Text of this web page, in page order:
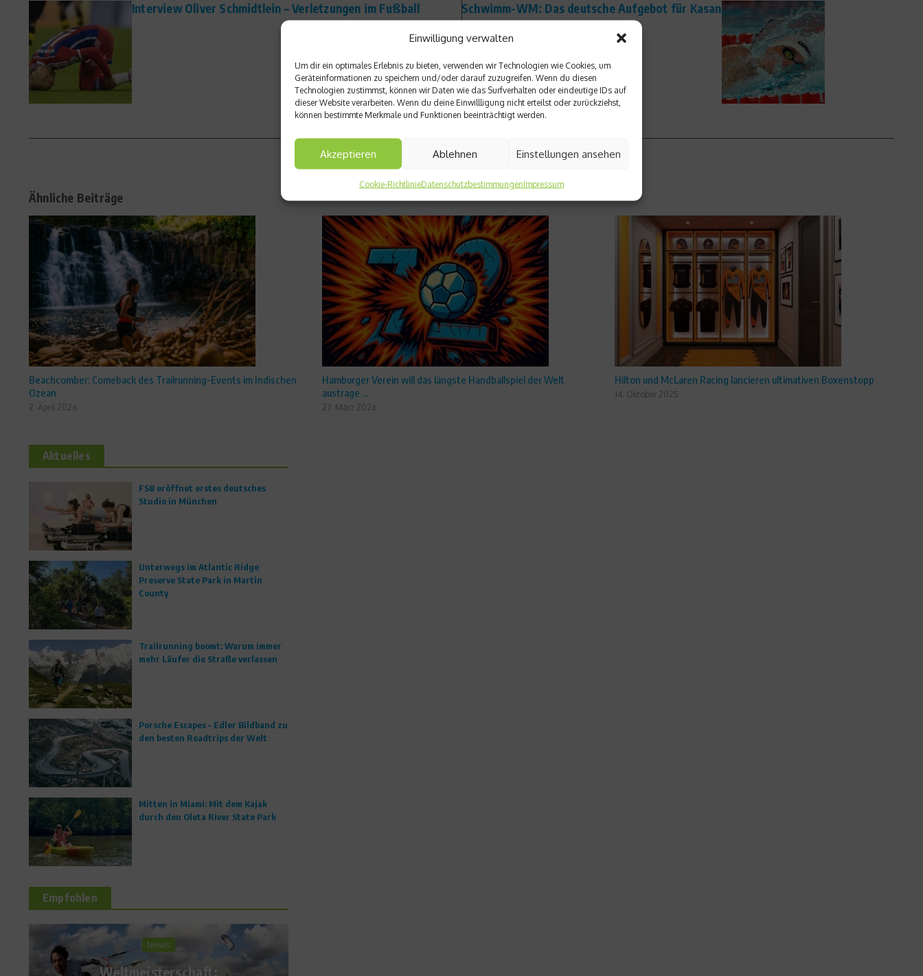
Einwilligung verwalten
Um dir ein optimales Erlebnis zu bieten, verwenden wir Technologien wie Cookies, um
Geräteinformationen zu speichern und/oder darauf zuzugreifen. Wenn du diesen
Technologien zustimmst, können wir Daten wie das Surfverhalten oder eindeutige IDs auf
dieser Website verarbeiten. Wenn du deine Einwillligung nicht erteilst oder zurückziehst,
können bestimmte Merkmale und Funktionen beeinträchtigt werden.
Akzeptieren Ablehnen Einstellungen ansehen
Cookie-RichtlinieDatenschutzbestimmungenImpressum
Interview Oliver Schmidtlein – Verletzungen im Fußball Schwimm-WM: Das deutsche Aufgebot für Kasan
Ähnliche Beiträge
Beachcomber: Comeback des Trailrunning-Events im Indischen
Ozean
2. April 2026
Hamburger Verein will das längste Handballspiel der Welt
austrage ...
27. März 2026
Hilton und McLaren Racing lancieren ultimativen Boxenstopp
14. Oktober 2025
Aktuelles
FS8 eröffnet erstes deutsches
Studio in München
Unterwegs im Atlantic Ridge
Preserve State Park in Martin
County
Trailrunning boomt: Warum immer
mehr Läufer die Straße verlassen
Porsche Escapes – Edler Bildband zu
den besten Roadtrips der Welt
Mitten in Miami: Mit dem Kajak
durch den Oleta River State Park
Empfohlen
Ratgeber Ernährung